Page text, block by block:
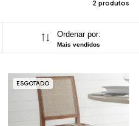
2 produtos
Ordenar por:
Mais vendidos
ESGOTADO